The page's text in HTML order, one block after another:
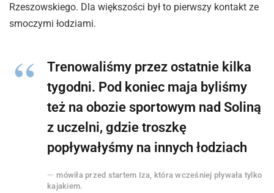
Rzeszowskiego. Dla większości był to pierwszy kontakt ze
smoczymi łodziami.
Trenowaliśmy przez ostatnie kilka
tygodni. Pod koniec maja byliśmy
też na obozie sportowym nad Soliną
z uczelni, gdzie troszkę
popływałyśmy na innych łodziach
mówiła przed startem Iza, która wcześniej pływała tylko
kajakiem.